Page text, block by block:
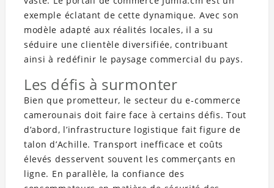
exemple éclatant de cette dynamique. Avec son
modèle adapté aux réalités locales, il a su
séduire une clientèle diversifiée, contribuant
ainsi à redéfinir le paysage commercial du pays.
Les défis à surmonter
Bien que prometteur, le secteur du e-commerce
camerounais doit faire face à certains défis. Tout
d’abord, l’infrastructure logistique fait figure de
talon d’Achille. Transport inefficace et coûts
élevés desservent souvent les commerçants en
ligne. En parallèle, la confiance des